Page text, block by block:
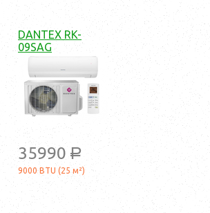
DANTEX RK-
09SAG
35990 a
9000 BTU (25 м²)